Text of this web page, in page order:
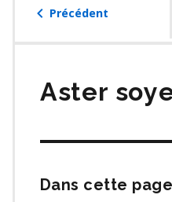
Précédent
Aster
Dans cette page